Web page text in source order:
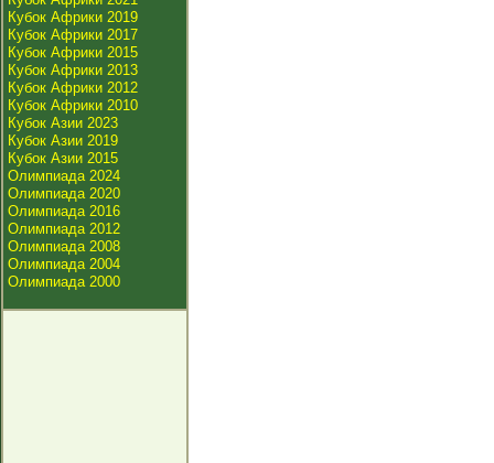
Кубок Африки 2019
Кубок Африки 2017
Кубок Африки 2015
Кубок Африки 2013
Кубок Африки 2012
Кубок Африки 2010
Кубок Азии 2023
Кубок Азии 2019
Кубок Азии 2015
Олимпиада 2024
Олимпиада 2020
Олимпиада 2016
Олимпиада 2012
Олимпиада 2008
Олимпиада 2004
Олимпиада 2000